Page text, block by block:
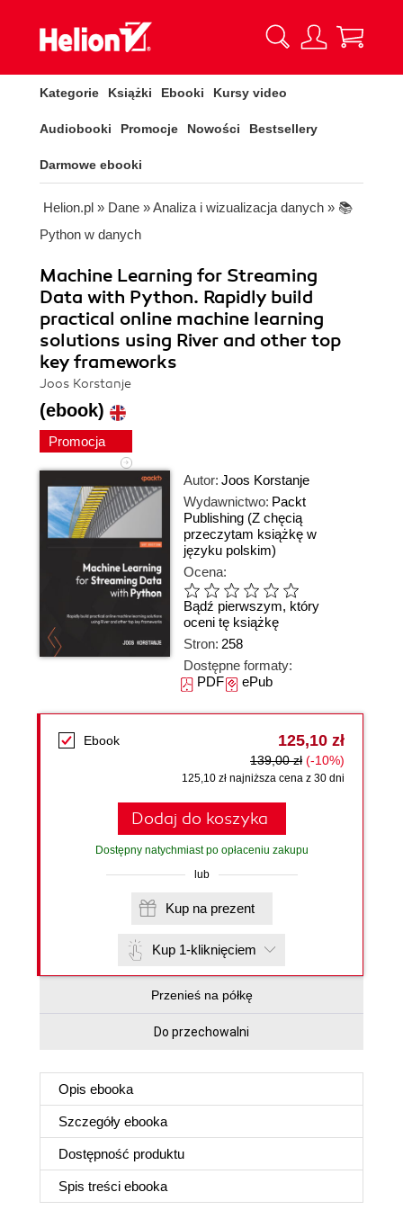
Kategorie Książki Ebooki Kursy video
Audiobooki Promocje Nowości Bestsellery
Darmowe ebooki
Helion.pl » Dane »Analiza i wizualizacja danych » 📚
Python w danych
Machine Learning for Streaming
Data with Python. Rapidly build
practical online machine learning
solutions using River and other top
key frameworks
Joos Korstanje
(ebook)
Promocja
Autor: Joos Korstanje
Wydawnictwo: Packt
Publishing (Z chęcią
przeczytam książkę w
języku polskim)
Ocena:
Bądź pierwszym, który
oceni tę książkę
Stron: 258
Dostępne formaty:
PDFePub
Ebook 125,10 zł
139,00 zł (-10%)
125,10 zł najniższa cena z 30 dni
Dodaj do koszyka
Dostępny natychmiast po opłaceniu zakupu
lub
Kup na prezent
Kup 1-kliknięciem
Przenieś na półkę
Do przechowalni
Opis ebooka
Szczegóły ebooka
Dostępność produktu
Spis treści ebooka